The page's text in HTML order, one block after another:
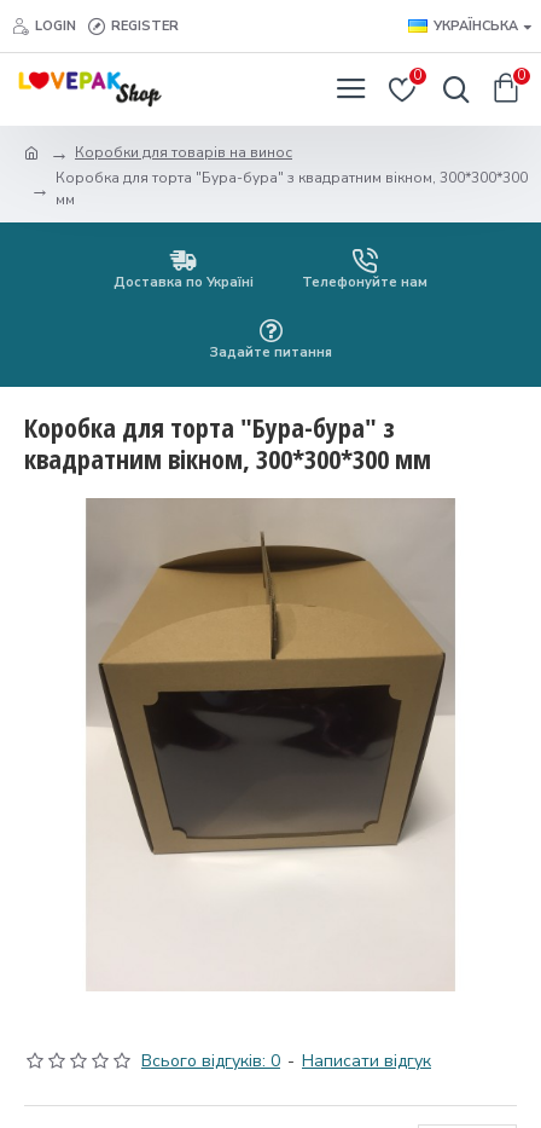
LOGIN REGISTER УКРАЇНСЬКА
0 0
Коробки для товарів на винос
Коробка для торта "Бура-бура" з квадратним вікном, 300*300*300
мм
Доставка по Україні Телефонуйте нам
Задайте питання
Коробка для торта "Бура-бура" з
квадратним вікном, 300*300*300 мм
Всього відгуків: 0 - Написати відгук